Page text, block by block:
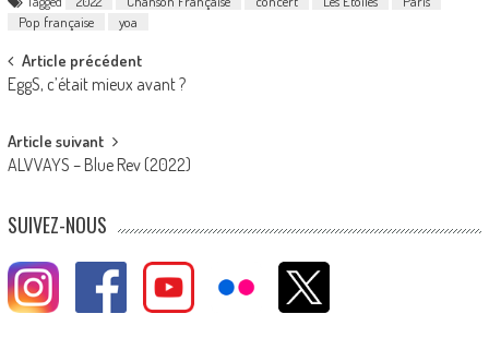
Pop française
yoa
Post
navigation
Article précédent
EggS, c’était mieux avant ?
Article suivant
ALVVAYS – Blue Rev (2022)
SUIVEZ-NOUS